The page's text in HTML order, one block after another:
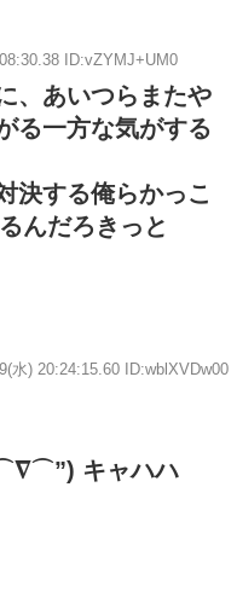
ID:vZYMJ+UM0
、あいつらまたや
る一方な気がする
決する俺らかっこ
んだろきっと
水) 20:24:15.60 ID:wblXVDw00
キャハハ